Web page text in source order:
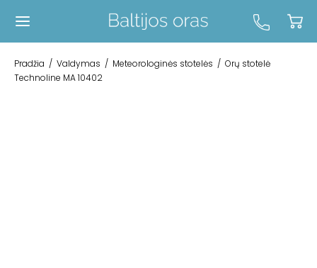
Pradžia / Valdymas / Meteorologinės stotelės / Orų stotelė
Technoline MA 10402